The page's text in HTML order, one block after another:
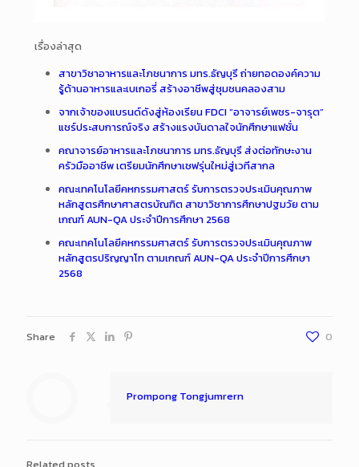
เรื่องล่าสุด
สาขาวิชาอาหารและโภชนาการ มทร.ธัญบุรี ถ่ายทอดองค์ความ
รู้ด้านอาหารและเบเกอรี่ สร้างอาชีพสู่ชุมชนคลองสาม
จากเจ้าของแบรนด์ดังสู่ห้องเรียน FDCI “อาจารย์เพชร-จารุต”
แชร์ประสบการณ์จริง สร้างแรงบันดาลใจนักศึกษาแฟชั่น
คณาจารย์อาหารและโภชนาการ มทร.ธัญบุรี ส่งต่อทักษะงาน
ครัวมืออาชีพ เตรียมนักศึกษาเชฟรุ่นใหม่สู่เวทีสากล
คณะเทคโนโลยีคหกรรมศาสตร์ รับการตรวจประเมินคุณภาพ
หลักสูตรศึกษาศาสตรบัณฑิต สาขาวิชาการศึกษาปฐมวัย ตาม
เกณฑ์ AUN-QA ประจำปีการศึกษา 2568
คณะเทคโนโลยีคหกรรมศาสตร์ รับการตรวจประเมินคุณภาพ
หลักสูตรปริญญาโท ตามเกณฑ์ AUN-QA ประจำปีการศึกษา
2568
Share 0
Prompong Tongjumrern